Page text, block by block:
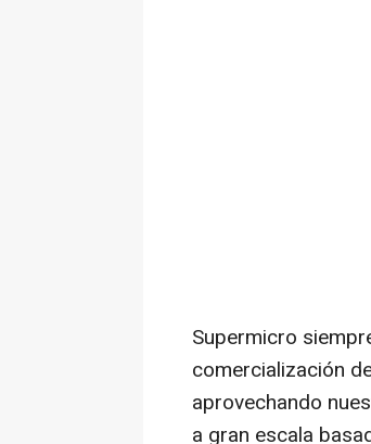
Supermicro
comercialización
aprovechando
a gran escala